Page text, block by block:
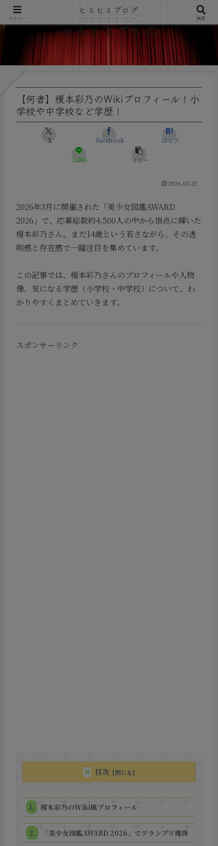
ヒミヒミブログ
【何者】榎本彩乃のWikiプロフィール！小
学校や中学校など学歴！
X Facebook はてブ
LINE コピー
2026.03.22
2026年3月に開催された「美少女図鑑AWARD
2026」で、応募総数約4,500人の中から頂点に輝いた
榎本彩乃さん。まだ14歳という若さながら、その透
明感と存在感で一躍注目を集めています。
この記事では、榎本彩乃さんのプロフィールや人物
像、気になる学歴（小学校・中学校）について、わ
かりやすくまとめていきます。
スポンサーリンク
目次
榎本彩乃のWiki風プロフィール
「美少女図鑑AWARD 2026」でグランプリ獲得
メニュー
ヒミヒミブログ
検索